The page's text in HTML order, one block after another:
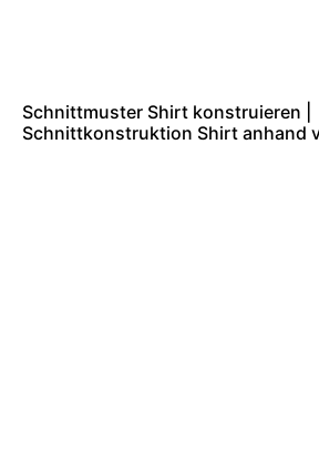
Schnittmuster Shirt konstruieren |
Schnittkonstruktion Shirt anhand